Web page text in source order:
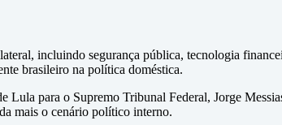
incluindo segurança pública, tecnologia
brasileiro na política doméstica.
para o Supremo Tribunal Federal, Jorge
mais o cenário político interno.